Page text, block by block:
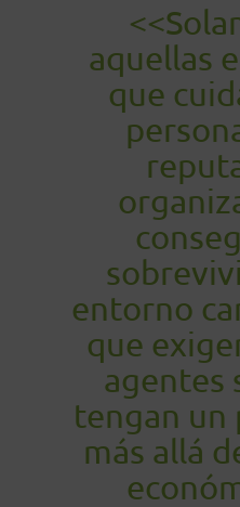
aquellas
que
entorno
que
agentes
tengan un
más allá